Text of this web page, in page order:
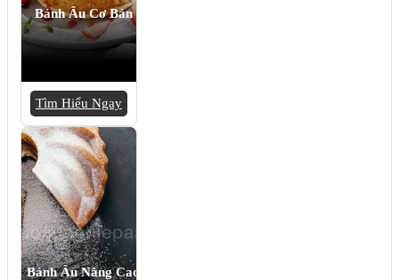
Bánh Âu Cơ Bản
Tìm Hiểu Ngay
Bánh Âu Nâng Cao